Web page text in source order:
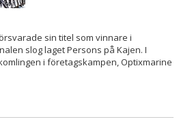
sin titel som vinnare i
slog laget Persons på Kajen. I
i företagskampen, Optixmarine